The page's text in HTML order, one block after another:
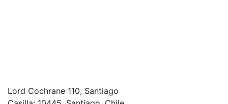
Lord Cochrane 110, Santiago